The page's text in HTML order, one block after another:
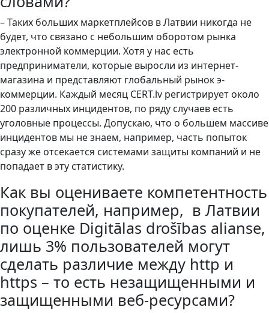
– Таких больших маркетплейсов в Латвии никогда не
будет, что связано с небольшим оборотом рынка
электронной коммерции. Хотя у нас есть
предприниматели, которые выросли из интернет-
магазина и представляют глобальный рынок э-
коммерции. Каждый месяц CERT.lv регистрирует около
200 различных инцидентов, по ряду случаев есть
уголовные процессы. Допускаю, что о большем массиве
инцидентов мы не знаем, например, часть попыток
сразу же отсекается системами защиты компаний и не
попадает в эту статистику.
Как вы оцениваете компетентность
покупателей, например, в Латвии
по оценке Digitālas drošības alianse,
лишь 3% пользователей могут
сделать различие между http и
https – то есть незащищенными и
защищенными веб-ресурсами?